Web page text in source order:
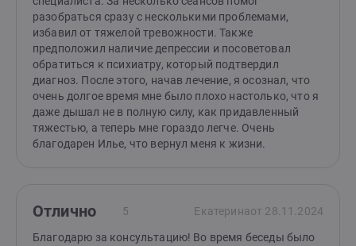
разобраться сразу с несколькими проблемами,
избавил от тяжелой тревожности. Также
предположил наличие депрессии и посоветовал
обратиться к психиатру, который подтвердил
диагноз. После этого, начав лечение, я осознал, что
очень долгое время мне было плохо настолько, что я
даже дышал не в полную силу, как придавленный
тяжестью, а теперь мне гораздо легче. Очень
благодарен Илье, что вернул меня к жизни.
Отлично 5 Екатеринаот 28.11.2024
Благодарю за консультацию! Во время беседы было